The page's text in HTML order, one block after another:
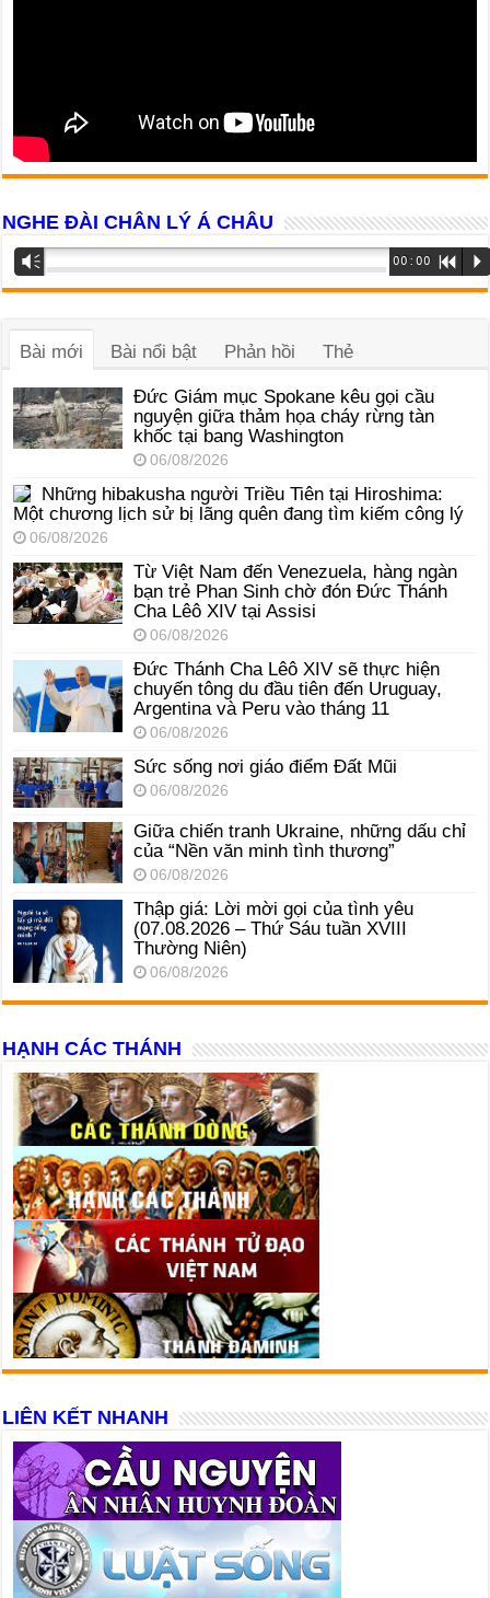
NGHE ĐÀI CHÂN LÝ Á CHÂU
Trình
phát
âm
Vm 00:00 R P
Bài mới Bài nổi bật Phản hồi Thẻ
Đức Giám mục Spokane kêu gọi cầu
nguyện giữa thảm họa cháy rừng tàn
khốc tại bang Washington
06/08/2026
Những hibakusha người Triều Tiên tại Hiroshima:
Một chương lịch sử bị lãng quên đang tìm kiếm công lý
06/08/2026
Từ Việt Nam đến Venezuela, hàng ngàn
bạn trẻ Phan Sinh chờ đón Đức Thánh
Cha Lêô XIV tại Assisi
06/08/2026
Đức Thánh Cha Lêô XIV sẽ thực hiện
chuyến tông du đầu tiên đến Uruguay,
Argentina và Peru vào tháng 11
06/08/2026
Sức sống nơi giáo điểm Đất Mũi
06/08/2026
Giữa chiến tranh Ukraine, những dấu chỉ
của “Nền văn minh tình thương”
06/08/2026
Thập giá: Lời mời gọi của tình yêu
(07.08.2026 – Thứ Sáu tuần XVIII
Thường Niên)
06/08/2026
HẠNH CÁC THÁNH
LIÊN KẾT NHANH